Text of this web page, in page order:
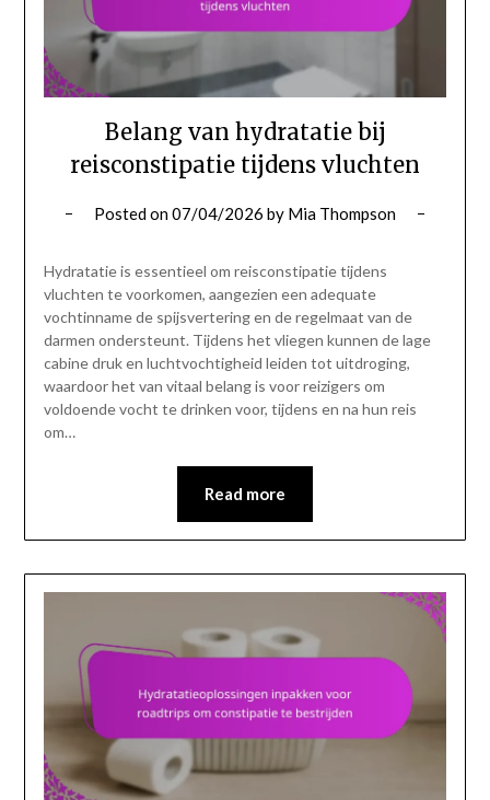
Belang van hydratatie bij
reisconstipatie tijdens vluchten
Posted on07/04/2026 by Mia Thompson
Hydratatie is essentieel om reisconstipatie tijdens
vluchten te voorkomen, aangezien een adequate
vochtinname de spijsvertering en de regelmaat van de
darmen ondersteunt. Tijdens het vliegen kunnen de lage
cabine druk en luchtvochtigheid leiden tot uitdroging,
waardoor het van vitaal belang is voor reizigers om
voldoende vocht te drinken voor, tijdens en na hun reis
om…
Read more